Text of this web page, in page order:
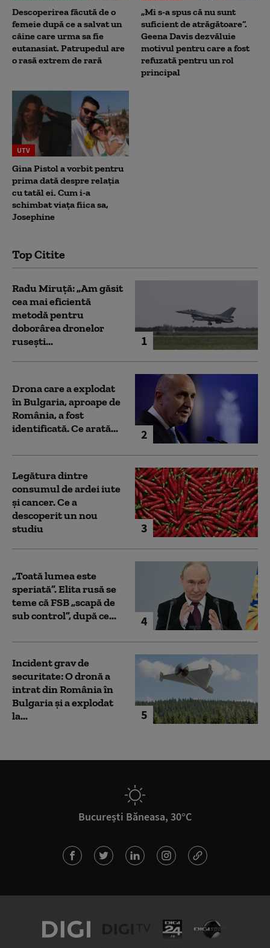
Descoperirea făcută de o
femeie după ce a salvat un
câine care urma sa fie
eutanasiat. Patrupedul are
o rasă extrem de rară
„Mi s-a spus că nu sunt
suficient de atrăgătoare”.
Geena Davis dezvăluie
motivul pentru care a fost
refuzată pentru un rol
principal
UTV
Gina Pistol a vorbit pentru
prima dată despre relația
cu tatăl ei. Cum i-a
schimbat viața fiica sa,
Josephine
Top Citite
1
Radu Miruță: „Am găsit
cea mai eficientă
metodă pentru
doborârea dronelor
rusești...
2
Drona care a explodat
în Bulgaria, aproape de
România, a fost
identificată. Ce arată...
3
Legătura dintre
consumul de ardei iute
și cancer. Ce a
descoperit un nou
studiu
4
„Toată lumea este
speriată”. Elita rusă se
teme că FSB „scapă de
sub control”, după ce...
5
Incident grav de
securitate: O dronă a
intrat din România în
Bulgaria şi a explodat
la...
București Băneasa, 30°C